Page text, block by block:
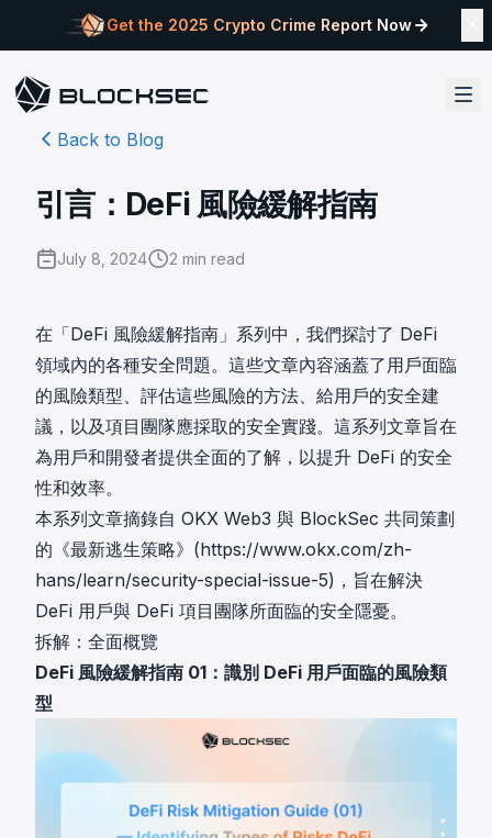
Get the 2025 Crypto Crime Report Now
Back to Blog
引言：DeFi 風險緩解指南
July 8, 2024 2 min read
在「DeFi 風險緩解指南」系列中，我們探討了 DeFi
領域內的各種安全問題。這些文章內容涵蓋了用戶面臨
的風險類型、評估這些風險的方法、給用戶的安全建
議，以及項目團隊應採取的安全實踐。這系列文章旨在
為用戶和開發者提供全面的了解，以提升 DeFi 的安全
性和效率。
本系列文章摘錄自 OKX Web3 與 BlockSec 共同策劃
的《最新逃生策略》(https://www.okx.com/zh-
hans/learn/security-special-issue-5)，旨在解決
DeFi 用戶與 DeFi 項目團隊所面臨的安全隱憂。
拆解：全面概覽
DeFi 風險緩解指南 01：識別 DeFi 用戶面臨的風險類
型